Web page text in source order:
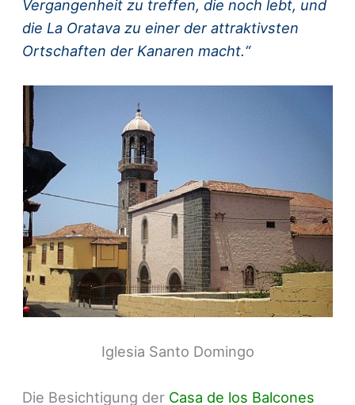
Vergangenheit zu treffen, die noch lebt, und
die La Oratava zu einer der attraktivsten
Ortschaften der Kanaren macht.“
Iglesia Santo Domingo
Die Besichtigung der Casa de los Balcones